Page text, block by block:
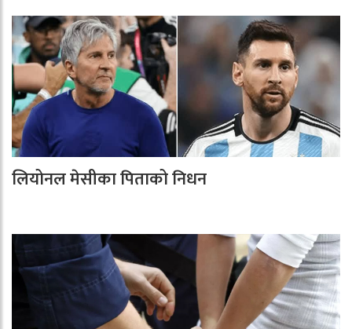
लियोनल मेसीका पिताको निधन